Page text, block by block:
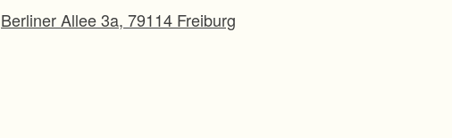
Berliner Allee 3a, 79114 Freiburg